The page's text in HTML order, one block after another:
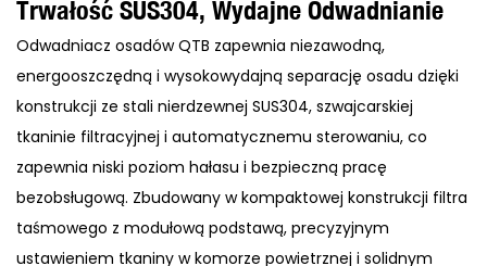
Trwałość SUS304, Wydajne Odwadnianie
Odwadniacz osadów QTB zapewnia niezawodną, ​​
energooszczędną i wysokowydajną separację osadu dzięki
konstrukcji ze stali nierdzewnej SUS304, szwajcarskiej
tkaninie filtracyjnej i automatycznemu sterowaniu, co
zapewnia niski poziom hałasu i bezpieczną pracę
bezobsługową. Zbudowany w kompaktowej konstrukcji filtra
taśmowego z modułową podstawą, precyzyjnym
ustawieniem tkaniny w komorze powietrznej i solidnym